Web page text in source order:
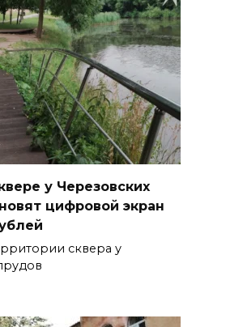
у Черезовских
цифровой экран
сквера у